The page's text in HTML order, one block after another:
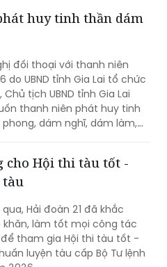
huy tinh thần dám
đối thoại với thanh niên
do UBND tỉnh Gia Lai tổ chức
tịch UBND tỉnh Gia Lai
thanh niên phát huy tinh
dám nghĩ, dám làm,
của quê hương.
cho Hội thi tàu tốt -
Hải đoàn 21 đã khắc
khăn, làm tốt mọi công tác
tham gia Hội thi tàu tốt -
luyện tàu cấp Bộ Tư lệnh